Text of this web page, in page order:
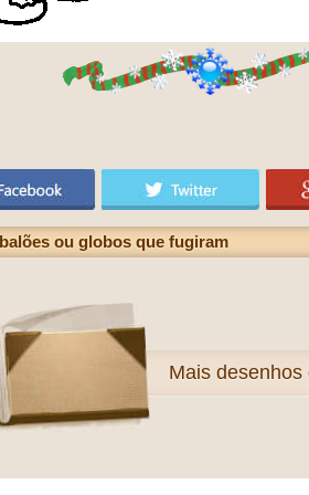
ou globos que fugiram
Mais desenhos